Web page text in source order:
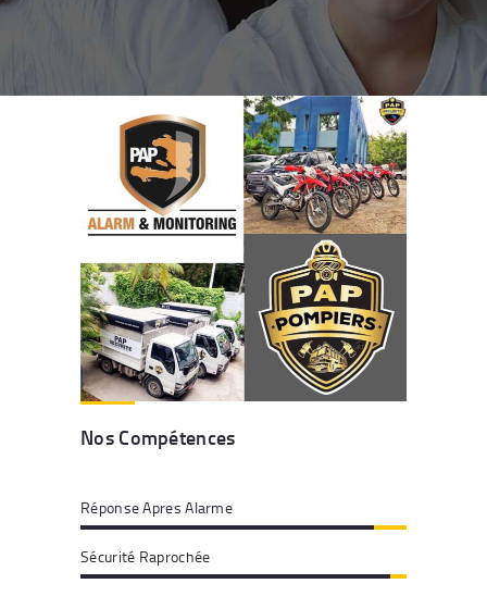
Nos Compétences
Réponse Apres Alarme
Sécurité Raprochée